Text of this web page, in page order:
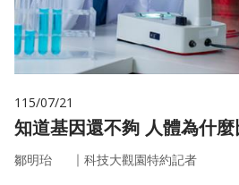
115/07/21
知道基因還不夠
鄒明珆 ｜ 科技大觀園特約記者